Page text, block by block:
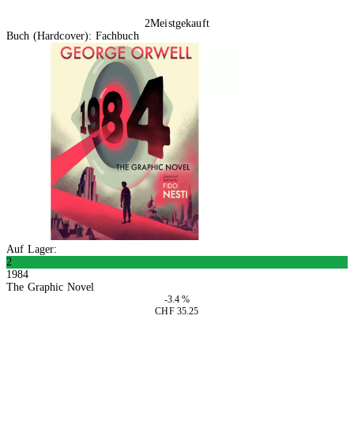
2Meistgekauft
Buch (Hardcover): Fachbuch
Auf Lager:
2
1984
The Graphic Novel
-3.4 %
CHF 35.25